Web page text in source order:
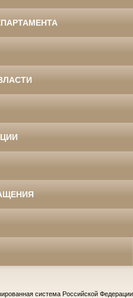
система Российской